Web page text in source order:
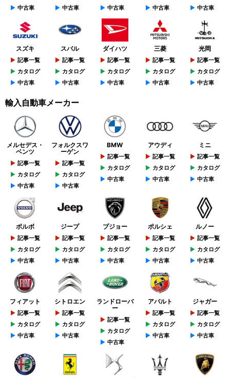
中古車
中古車
中古車
中古車
中古車
スズキ
記事一覧
カタログ
中古車
スバル
記事一覧
カタログ
中古車
ダイハツ
記事一覧
カタログ
中古車
三菱
記事一覧
カタログ
中古車
光岡
記事一覧
カタログ
中古車
輸入自動車メーカー
メルセデス・
ベンツ
記事一覧
カタログ
中古車
フォルクスワ
ーゲン
記事一覧
カタログ
中古車
BMW
記事一覧
カタログ
中古車
アウディ
記事一覧
カタログ
中古車
ミニ
記事一覧
カタログ
中古車
ボルボ
記事一覧
カタログ
中古車
ジープ
記事一覧
カタログ
中古車
プジョー
記事一覧
カタログ
中古車
ポルシェ
記事一覧
カタログ
中古車
ルノー
記事一覧
カタログ
中古車
フィアット
記事一覧
カタログ
中古車
シトロエン
記事一覧
カタログ
中古車
ランドローバ
ー
記事一覧
カタログ
中古車
アバルト
記事一覧
カタログ
中古車
ジャガー
記事一覧
カタログ
中古車